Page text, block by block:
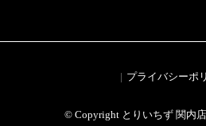
プライバシーポ
© Copyright とりいちず 関内店